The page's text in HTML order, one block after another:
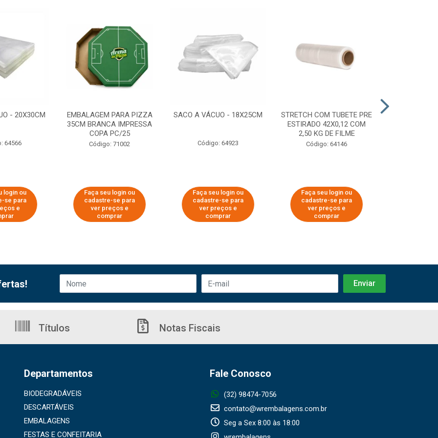
- 20X30CM
64566
login ou
se para
e
EMBALAGEM PARA PIZZA
35CM BRANCA IMPRESSA
COPA PC/25
Código: 71002
Faça seu login ou
cadastre-se para
ver preços e
comprar
SACO A VÁCUO - 18X25CM
Código: 64923
Faça seu login ou
cadastre-se para
ver preços e
comprar
STRETCH COM TUBETE PRE
ESTIRADO 42X0,12 COM
2,50 KG DE FILME
Código: 64146
Faça seu login ou
cadastre-se para
ver preços e
comprar
Títulos Notas Fiscais
Departamentos
BIODEGRADÁVEIS
DESCARTÁVEIS
EMBALAGENS
FESTAS E CONFEITARIA
Fale Conosco
(32) 98474-7056
contato@wrembalagens.com.br
Seg a Sex 8:00 às 18:00